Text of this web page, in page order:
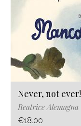
Never, not ever!
Beatrice Alemagna
€18.00